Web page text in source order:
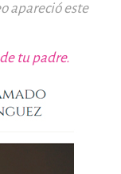
apareció este
tu padre.